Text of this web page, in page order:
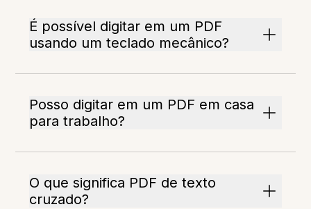
É possível digitar em um PDF
usando um teclado mecânico?
Posso digitar em um PDF em casa
para trabalho?
O que significa PDF de texto
cruzado?